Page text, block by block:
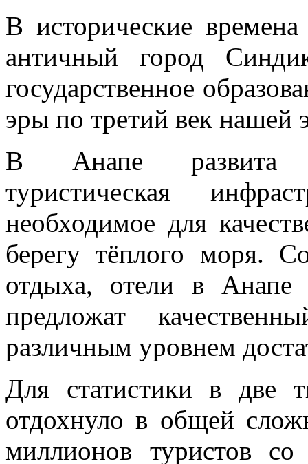
В исторические
античный город
государственное
эры по третий век нашей
В Анапе развита
туристическая
необходимое для
берегу тёплого моря.
отдыха, отели в Анапе
предложат
различным уровнем
Для статистики в две
отдохнуло в общей
миллионов туристов со